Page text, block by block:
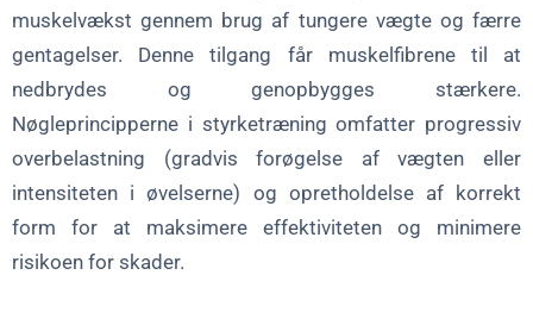
muskelvækst gennem brug af tungere vægte og færre
gentagelser. Denne tilgang får muskelfibrene til at
nedbrydes og genopbygges stærkere.
Nøgleprincipperne i styrketræning omfatter progressiv
overbelastning (gradvis forøgelse af vægten eller
intensiteten i øvelserne) og opretholdelse af korrekt
form for at maksimere effektiviteten og minimere
risikoen for skader.